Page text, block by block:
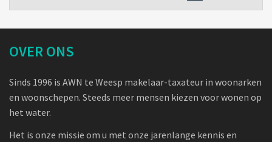
OVER ONS
Sinds 1996 is AWN te Weesp makelaar-taxateur in woonarken
en woonschepen. Steeds meer mensen kiezen voor wonen op
het water.
Het is onze missie om u met onze jarenlange kennis en